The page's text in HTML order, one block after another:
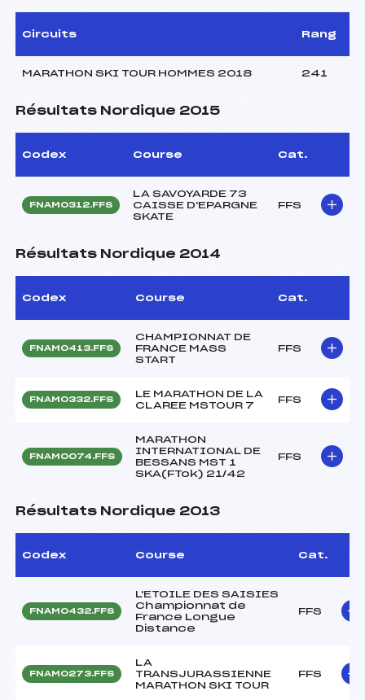
Circuits Rang
MARATHON SKI TOUR HOMMES 2018 241
Résultats Nordique 2015
Codex Course Cat.
FNAM0312.FFS
LA SAVOYARDE 73
CAISSE D'EPARGNE
SKATE
FFS
Résultats Nordique 2014
Codex Course Cat.
FNAM0413.FFS
CHAMPIONNAT DE
FRANCE MASS
START
FFS
FNAM0332.FFS
LE MARATHON DE LA
CLAREE MSTOUR 7
FFS
FNAM0074.FFS
MARATHON
INTERNATIONAL DE
BESSANS MST 1
SKA(FTok) 21/42
FFS
Résultats Nordique 2013
Codex Course Cat.
FNAM0432.FFS
L'ETOILE DES SAISIES
Championnat de
France Longue
Distance
FFS
FNAM0273.FFS
LA
TRANSJURASSIENNE
MARATHON SKI TOUR
FFS